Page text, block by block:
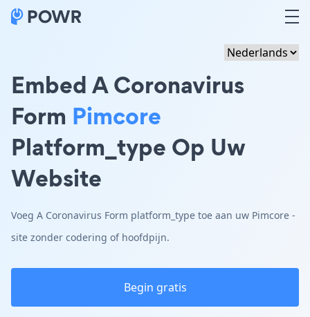
Embed A Coronavirus
Form Pimcore
Platform_type Op Uw
Website
Voeg A Coronavirus Form platform_type toe aan uw Pimcore -
site zonder codering of hoofdpijn.
Begin gratis